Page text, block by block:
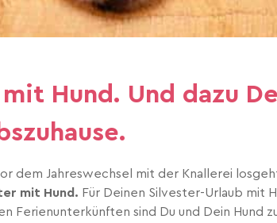
Hund. Und dazu
dem Jahreswechsel mit der Knallerei
mit Hund. Für Deinen Silvester-Urlaub mit
Ferienunterkünften sind Du und Dein Hund